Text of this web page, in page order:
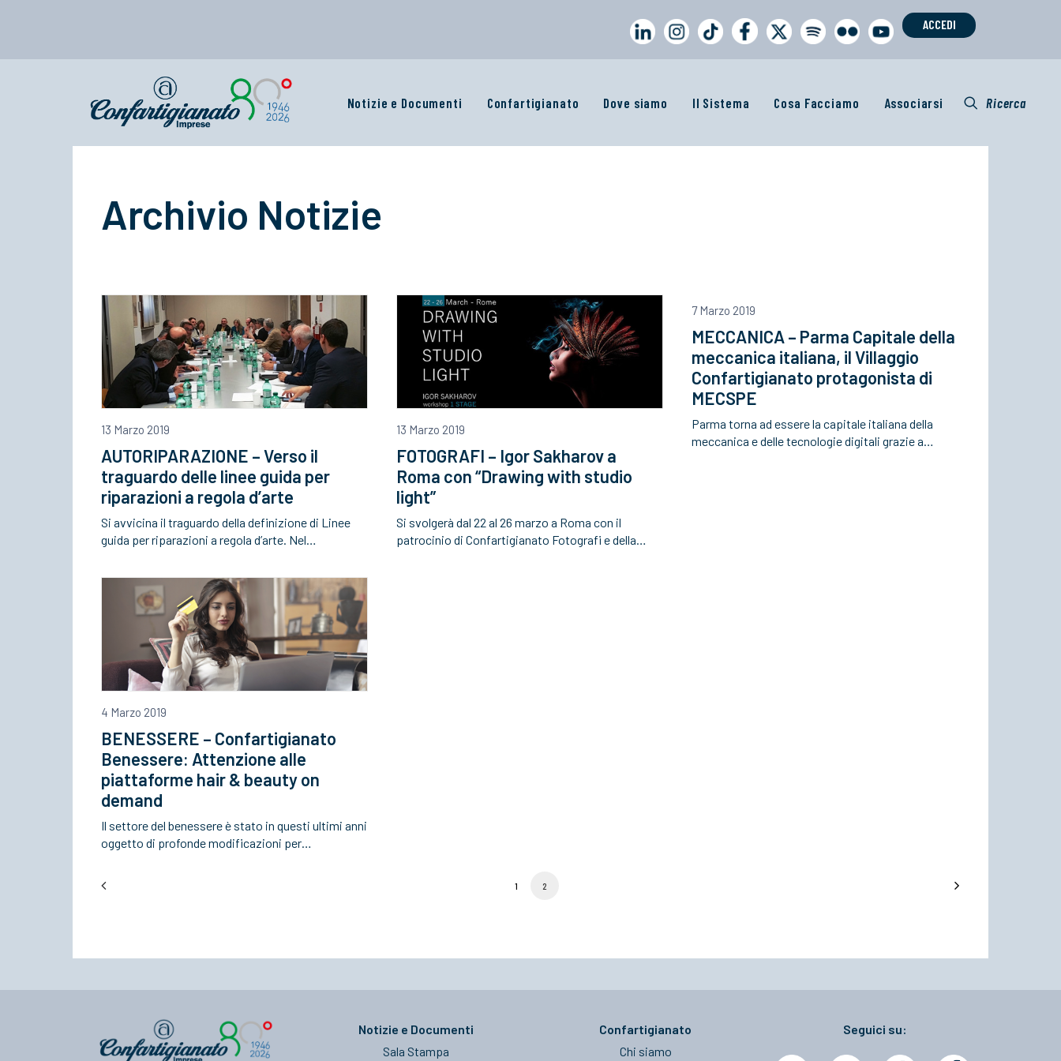
ACCEDI
Notizie e Documenti Confartigianato Dove siamo Il Sistema Cosa Facciamo Associarsi Ricerca
Archivio Notizie
13 Marzo 2019
AUTORIPARAZIONE – Verso il
traguardo delle linee guida per
riparazioni a regola d’arte
Si avvicina il traguardo della definizione di Linee
guida per riparazioni a regola d’arte. Nel…
13 Marzo 2019
FOTOGRAFI – Igor Sakharov a
Roma con “Drawing with studio
light”
Si svolgerà dal 22 al 26 marzo a Roma con il
patrocinio di Confartigianato Fotografi e della…
7 Marzo 2019
MECCANICA – Parma Capitale della
meccanica italiana, il Villaggio
Confartigianato protagonista di
MECSPE
Parma torna ad essere la capitale italiana della
meccanica e delle tecnologie digitali grazie a…
4 Marzo 2019
BENESSERE – Confartigianato
Benessere: Attenzione alle
piattaforme hair & beauty on
demand
Il settore del benessere è stato in questi ultimi anni
oggetto di profonde modificazioni per…
1 2
Notizie e Documenti
Sala Stampa
Confartigianato
Chi siamo
Seguici su: